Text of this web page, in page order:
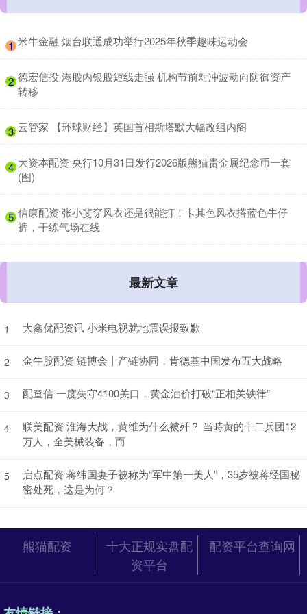
1 ​米牛金融 烟台联通成功举行2025年秋季趣味运动会
2 ​德宏信投 港股内银股短线走强 机构节前对冲波动向防御资产
转移
3 ​云管家 【环球财经】英国首相斯塔默大幅改组内阁
4 ​大资本配资 央行10月31日发行2026版熊猫贵金属纪念币一套
(图)
5 ​信康配资 张小斐穿风衣还是很能打！卡其色风衣搭蓝色牛仔
裤，干练气场在线
最新文章
1 大鑫优配资讯 小米电视就地震误报致歉
2 金牛股配资 链博会丨产链协同，肯德基中国发布五大战略
3 配查信 一度失守4100关口，黄金油价打破“正相关铁律”
4
联美配资 淮海大战，黄维为什么被歼？ 当時黄的十二兵团12
万人，全美械装备，而
5
启点配资 蒋纬国妻子被称为“军中第一美人”，35岁被蒋经国秘
密处死，这是为何？
熊猫配资
十大正规实盘配
资平台
配资平台查询网